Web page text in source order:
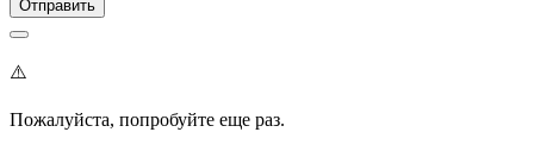
⚠️
Пожалуйста, попробуйте еще раз.